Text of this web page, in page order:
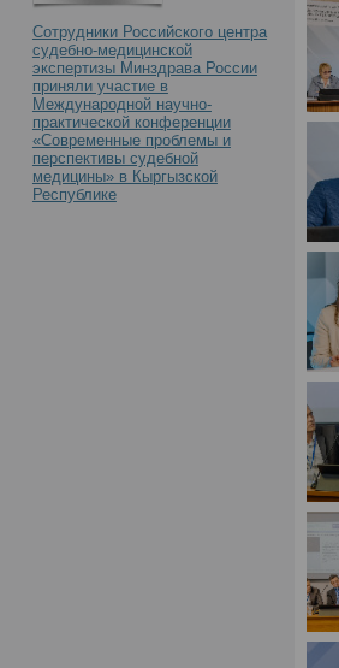
Сотрудники Российского центра
судебно-медицинской
экспертизы Минздрава России
приняли участие в
Международной научно-
практической конференции
«Современные проблемы и
перспективы судебной
медицины» в Кыргызской
Республике